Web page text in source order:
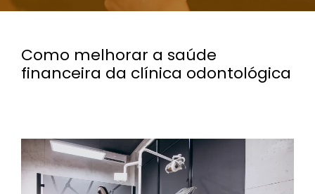
Como melhorar a saúde
financeira da clínica odontológica